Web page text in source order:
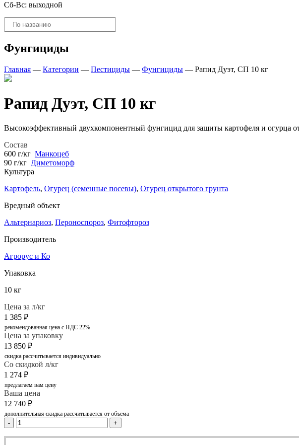
Сб-Вс: выходной
Поиск
товаров
Фунгициды
Главная — Категории — Пестициды — Фунгициды — Рапид Дуэт, СП 10 кг
Рапид Дуэт, СП 10 кг
Высокоэффективный двухкомпонентный фунгицид для защиты картофеля и огурца
Состав
600 г/кг Манкоцеб
90 г/кг Диметоморф
Культура
Картофель, Огурец (семенные посевы), Огурец открытого грунта
Вредный объект
Альтернариоз, Пероноспороз, Фитофтороз
Производитель
Агрорус и Ко
Упаковка
10 кг
Цена за л/кг
1 385 ₽
рекомендованная цена с НДС 22%
Цена за упаковку
13 850 ₽
скидка рассчитывается индивидуально
Со скидкой л/кг
1 274 ₽
предлагаем вам цену
Ваша цена
12 740 ₽
дополнительная скидка рассчитывается от объема
- +